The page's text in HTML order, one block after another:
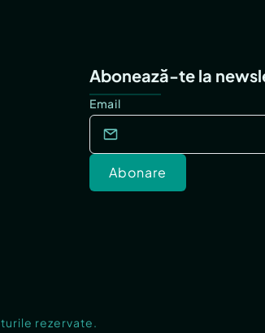
Abonează-te la
Email
Abonare
rezervate.